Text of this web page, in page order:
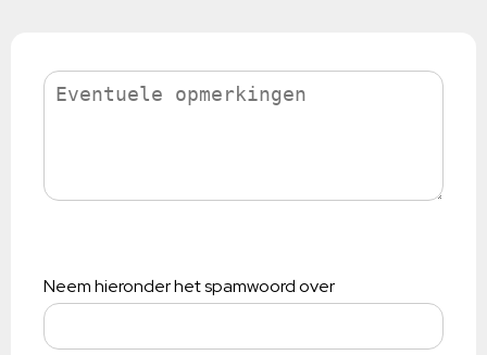
Neem hieronder het spamwoord over